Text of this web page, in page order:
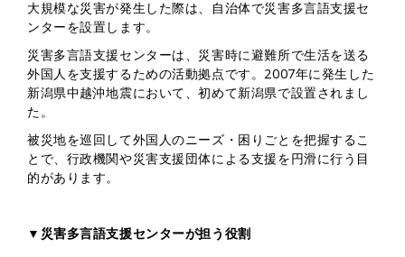
大規模な災害が発生した際は、自治体で災害多言語支援セ
ンターを設置します。
災害多言語支援センターは、災害時に避難所で生活を送る
外国人を支援するための活動拠点です。2007年に発生した
新潟県中越沖地震において、初めて新潟県で設置されまし
た。
被災地を巡回して外国人のニーズ・困りごとを把握するこ
とで、行政機関や災害支援団体による支援を円滑に行う目
的があります。
▼災害多言語支援センターが担う役割